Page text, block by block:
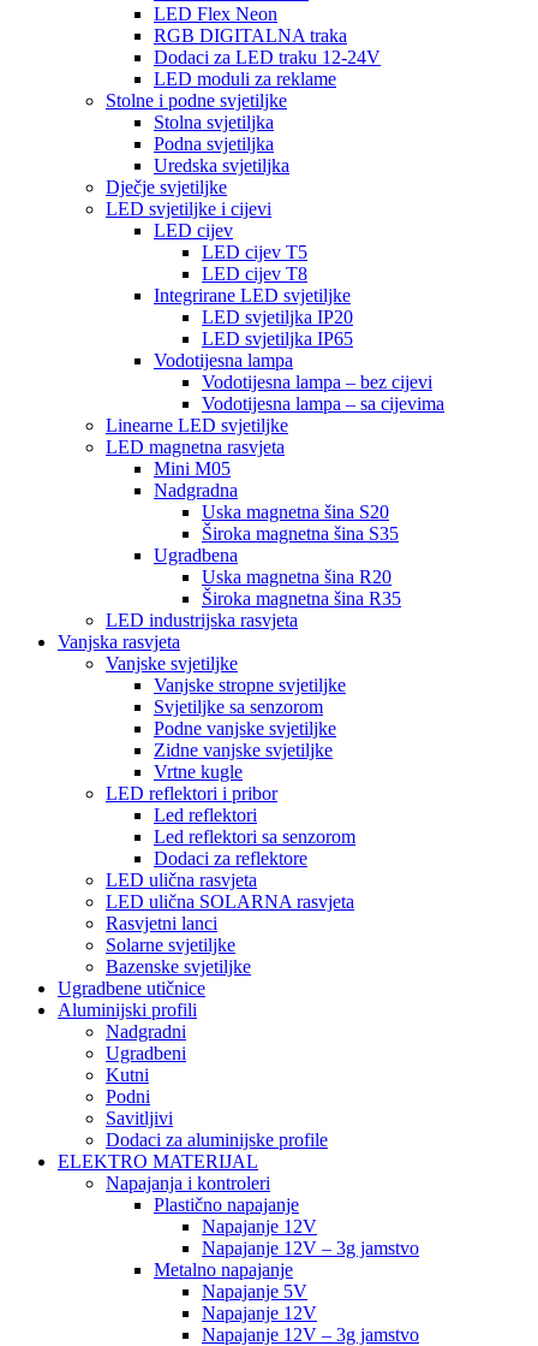
LED Flex Neon
RGB DIGITALNA traka
Dodaci za LED traku 12-24V
LED moduli za reklame
Stolne i podne svjetiljke
Stolna svjetiljka
Podna svjetiljka
Uredska svjetiljka
Dječje svjetiljke
LED svjetiljke i cijevi
LED cijev
LED cijev T5
LED cijev T8
Integrirane LED svjetiljke
LED svjetiljka IP20
LED svjetiljka IP65
Vodotijesna lampa
Vodotijesna lampa – bez cijevi
Vodotijesna lampa – sa cijevima
Linearne LED svjetiljke
LED magnetna rasvjeta
Mini M05
Nadgradna
Uska magnetna šina S20
Široka magnetna šina S35
Ugradbena
Uska magnetna šina R20
Široka magnetna šina R35
LED industrijska rasvjeta
Vanjska rasvjeta
Vanjske svjetiljke
Vanjske stropne svjetiljke
Svjetiljke sa senzorom
Podne vanjske svjetiljke
Zidne vanjske svjetiljke
Vrtne kugle
LED reflektori i pribor
Led reflektori
Led reflektori sa senzorom
Dodaci za reflektore
LED ulična rasvjeta
LED ulična SOLARNA rasvjeta
Rasvjetni lanci
Solarne svjetiljke
Bazenske svjetiljke
Ugradbene utičnice
Aluminijski profili
Nadgradni
Ugradbeni
Kutni
Podni
Savitljivi
Dodaci za aluminijske profile
ELEKTRO MATERIJAL
Napajanja i kontroleri
Plastično napajanje
Napajanje 12V
Napajanje 12V – 3g jamstvo
Metalno napajanje
Napajanje 5V
Napajanje 12V
Napajanje 12V – 3g jamstvo